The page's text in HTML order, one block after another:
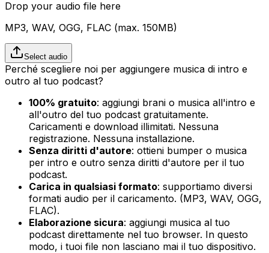
Drop your audio file here
MP3, WAV, OGG, FLAC (max. 150MB)
Select audio
Perché scegliere noi per aggiungere musica di intro e
outro al tuo podcast?
100% gratuito: aggiungi brani o musica all'intro e
all'outro del tuo podcast gratuitamente.
Caricamenti e download illimitati. Nessuna
registrazione. Nessuna installazione.
Senza diritti d'autore: ottieni bumper o musica
per intro e outro senza diritti d'autore per il tuo
podcast.
Carica in qualsiasi formato: supportiamo diversi
formati audio per il caricamento. (MP3, WAV, OGG,
FLAC).
Elaborazione sicura: aggiungi musica al tuo
podcast direttamente nel tuo browser. In questo
modo, i tuoi file non lasciano mai il tuo dispositivo.